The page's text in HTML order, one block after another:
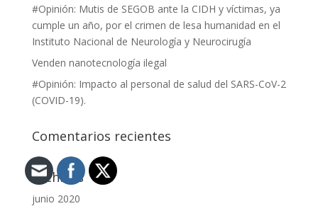
#Opinión: Mutis de SEGOB ante la CIDH y víctimas, ya
cumple un año, por el crimen de lesa humanidad en el
Instituto Nacional de Neurología y Neurocirugía
Venden nanotecnología ilegal
#Opinión: Impacto al personal de salud del SARS-CoV-2
(COVID-19).
Comentarios recientes
Archivos
junio 2020